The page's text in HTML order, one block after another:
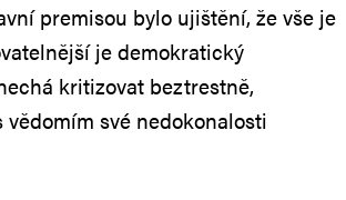
premisou bylo ujištění, že vše je
je demokratický
kritizovat beztrestně,
své nedokonalosti